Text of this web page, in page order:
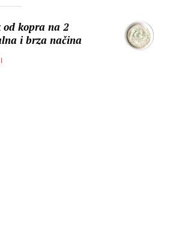
od kopra na 2
i brza načina